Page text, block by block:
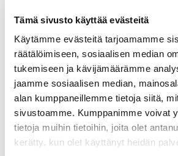
Tämä sivusto käyttää evästeitä
Käytämme evästeitä tarjoamamme
räätälöimiseen, sosiaalisen median
tukemiseen ja kävijämäärämme
jaamme sosiaalisen median,
alan kumppaneillemme tietoja siitä,
sivustoamme. Kumppanimme voivat
tietoja muihin tietoihin, joita olet
kerätty, kun olet käyttänyt heidän
Esiintyjät
Tiina Lindfors